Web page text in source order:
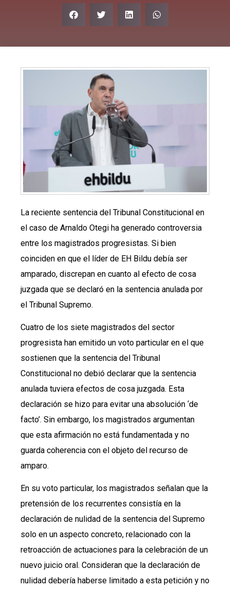
La reciente sentencia del Tribunal Constitucional en
el caso de Arnaldo Otegi ha generado controversia
entre los magistrados progresistas. Si bien
coinciden en que el líder de EH Bildu debía ser
amparado, discrepan en cuanto al efecto de cosa
juzgada que se declaró en la sentencia anulada por
el Tribunal Supremo.
Cuatro de los siete magistrados del sector
progresista han emitido un voto particular en el que
sostienen que la sentencia del Tribunal
Constitucional no debió declarar que la sentencia
anulada tuviera efectos de cosa juzgada. Esta
declaración se hizo para evitar una absolución ‘de
facto’. Sin embargo, los magistrados argumentan
que esta afirmación no está fundamentada y no
guarda coherencia con el objeto del recurso de
amparo.
En su voto particular, los magistrados señalan que la
pretensión de los recurrentes consistía en la
declaración de nulidad de la sentencia del Supremo
solo en un aspecto concreto, relacionado con la
retroacción de actuaciones para la celebración de un
nuevo juicio oral. Consideran que la declaración de
nulidad debería haberse limitado a esta petición y no